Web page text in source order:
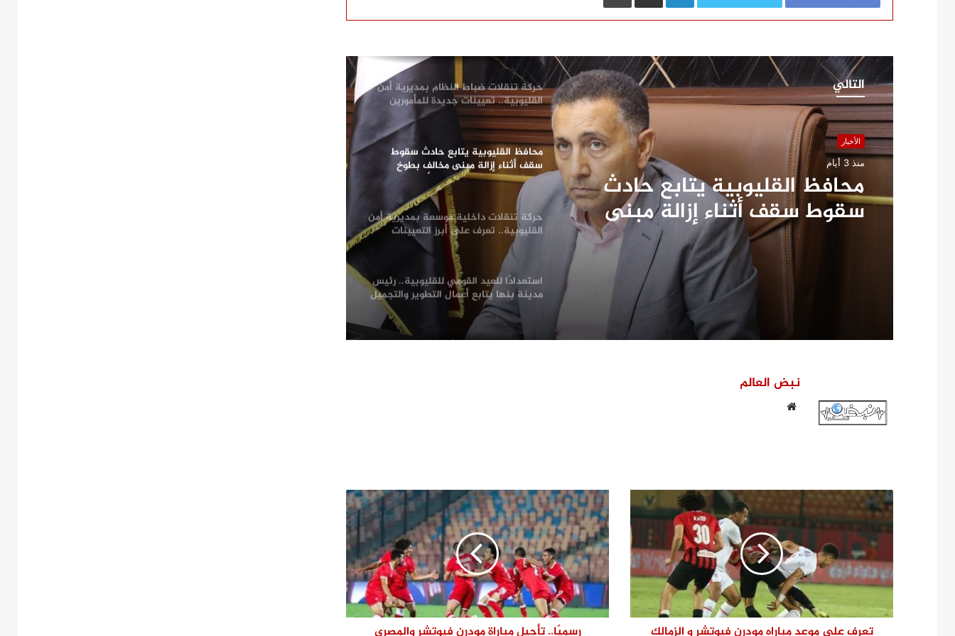
التالي
الأخبار
منذ 3 أيام
محافظ القليوبية يتابع حادث
سقوط سقف أثناء إزالة مبنى
مخالف بطوخ ويوجه بصرف إعانة
عاجلة لأسرة العامل المتوفى
وزيرة التنمية المحلية والبيئة ومحافظ
حركة تنقلات ضباط النظام بمديرية أمن
القليوبية.. تعيينات جديدة للمأمورين
ونوابهم
محافظ القليوبية يتابع حادث سقوط
سقف أثناء إزالة مبنى مخالف بطوخ
ويوجه بصرف إعانة عاجلة لأسرة العامل
المتوفى
حركة تنقلات داخلية موسعة بمديرية أمن
القليوبية.. تعرف على أبرز التعيينات
استعدادًا للعيد القومي للقليوبية.. رئيس
مدينة بنها يتابع أعمال التطوير والتجميل
لظهور المدينة في أبهى صورها
محافظ القليوبية يبدأ جولته بشبين
وسيادتها خط أحمر.. والاصطفاف الوطني
ضرورة لمواجهة التحديات وحملات
التضليل
محافظ القليوبية يتفقد انتظام العمل
بالفترة المسائية للعيادات الخارجية
بمستشفى بنها التعليمي عقب بدء
تشغيلها
رئيس مياه القليوبية يتفقد مصنع سويلم
لصناعة مواسير الفخار لبحث تعزيز التعاون
ودعم الصناعة الوطنية
نبض العالم